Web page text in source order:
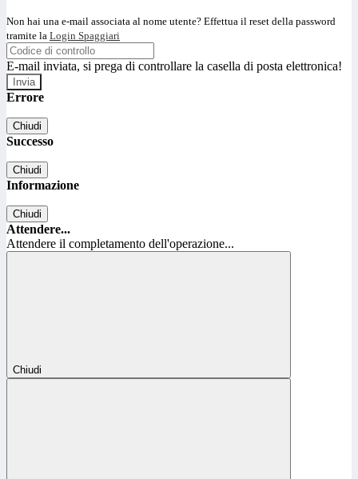
Non hai una e-mail associata al nome utente? Effettua il reset della password
tramite la Login Spaggiari
E-mail inviata, si prega di controllare la casella di posta elettronica!
Errore
Chiudi
Successo
Chiudi
Informazione
Chiudi
Attendere...
Attendere il completamento dell'operazione...
Chiudi